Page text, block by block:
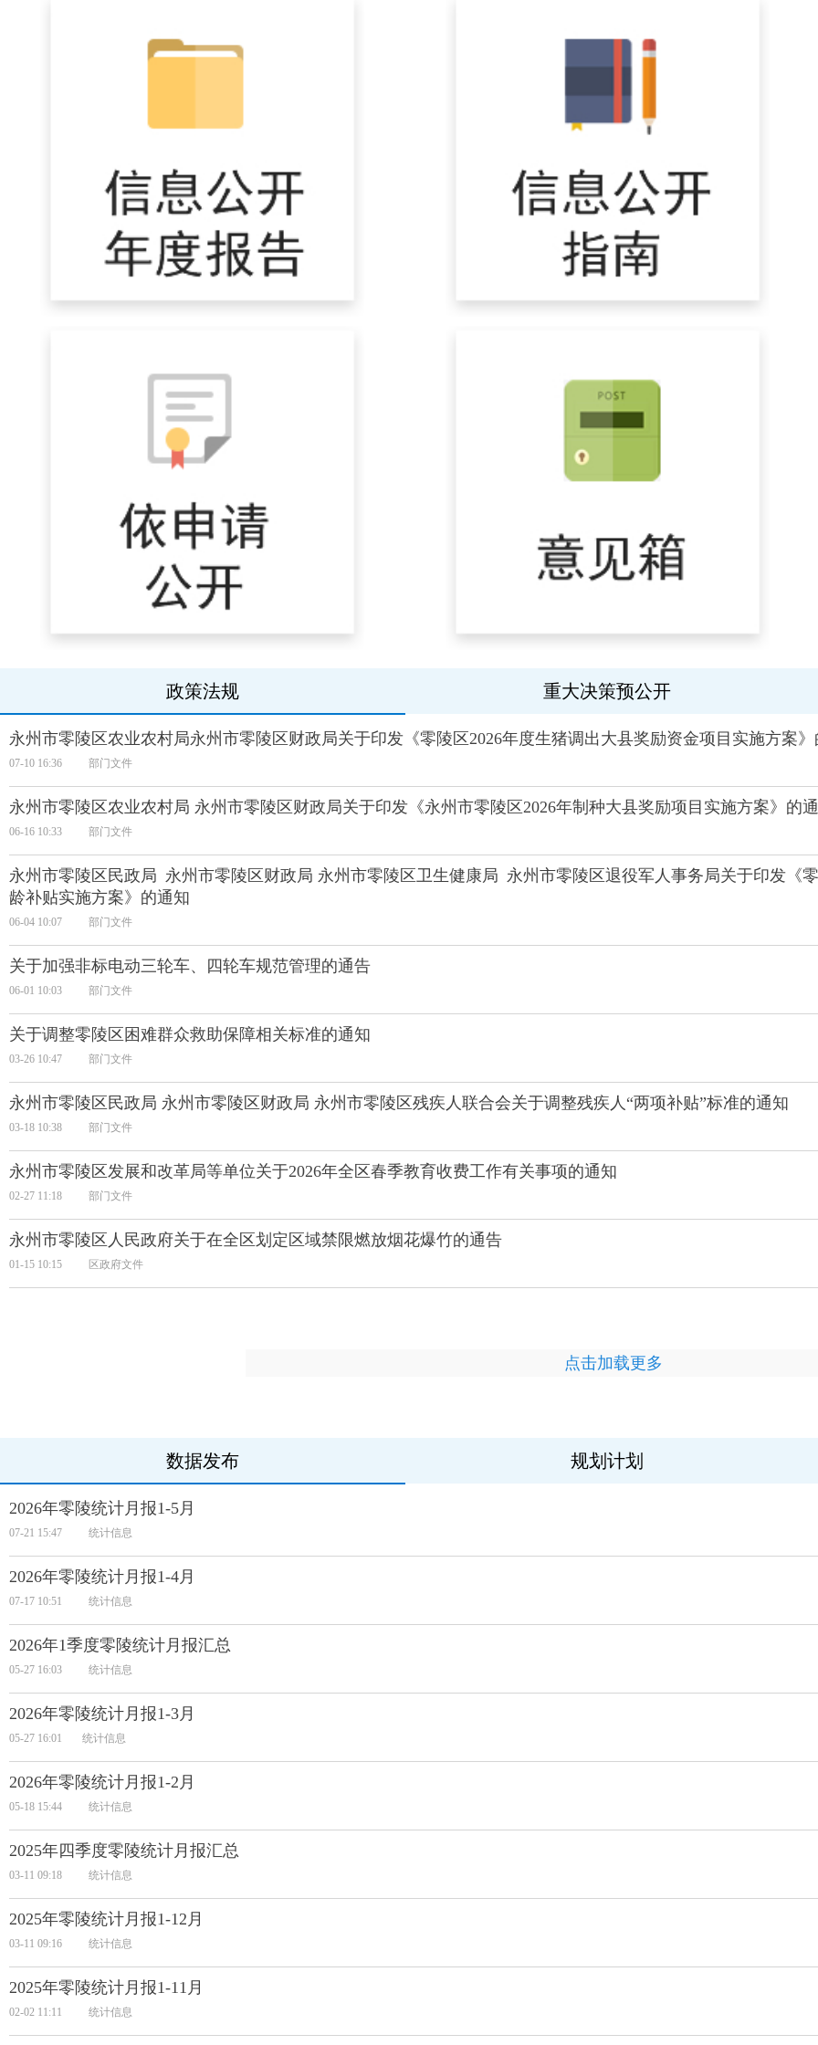
政策法规 重大决策预公开
永州市零陵区农业农村局永州市零陵区财政局关于印发《零陵区2026年度生猪调出大县奖励资金项目实施方案
07-10 16:36 部门文件
永州市零陵区农业农村局 永州市零陵区财政局关于印发《永州市零陵区2026年制种大县奖励项目实施方案》的
06-16 10:33 部门文件
永州市零陵区民政局 永州市零陵区财政局 永州市零陵区卫生健康局 永州市零陵区退役军人事务局关于印发《
龄补贴实施方案》的通知
06-04 10:07 部门文件
关于加强非标电动三轮车、四轮车规范管理的通告
06-01 10:03 部门文件
关于调整零陵区困难群众救助保障相关标准的通知
03-26 10:47 部门文件
永州市零陵区民政局 永州市零陵区财政局 永州市零陵区残疾人联合会关于调整残疾人“两项补贴”标准的通知
03-18 10:38 部门文件
永州市零陵区发展和改革局等单位关于2026年全区春季教育收费工作有关事项的通知
02-27 11:18 部门文件
永州市零陵区人民政府关于在全区划定区域禁限燃放烟花爆竹的通告
01-15 10:15 区政府文件
点击加载更多
数据发布 规划计划
2026年零陵统计月报1-5月
07-21 15:47 统计信息
2026年零陵统计月报1-4月
07-17 10:51 统计信息
2026年1季度零陵统计月报汇总
05-27 16:03 统计信息
2026年零陵统计月报1-3月
05-27 16:01 统计信息
2026年零陵统计月报1-2月
05-18 15:44 统计信息
2025年四季度零陵统计月报汇总
03-11 09:18 统计信息
2025年零陵统计月报1-12月
03-11 09:16 统计信息
2025年零陵统计月报1-11月
02-02 11:11 统计信息